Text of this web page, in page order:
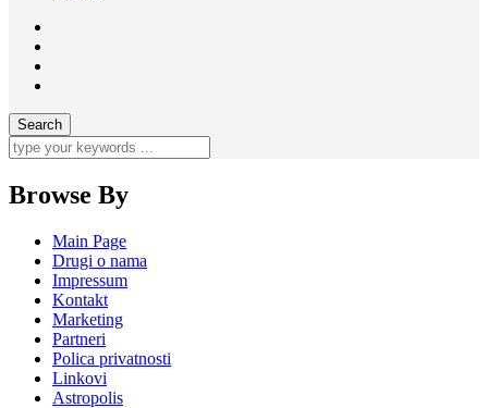
Browse By
Main Page
Drugi o nama
Impressum
Kontakt
Marketing
Partneri
Polica privatnosti
Linkovi
Astropolis